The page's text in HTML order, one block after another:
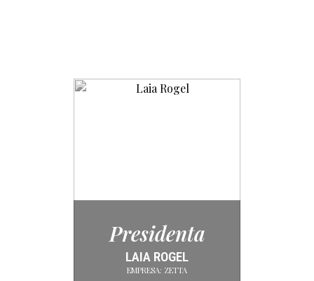
Presidenta
LAIA ROGEL
EMPRESA: ZETTA